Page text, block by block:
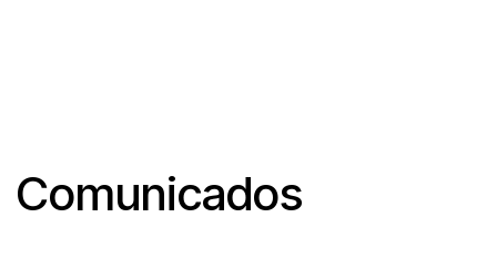
Comunicados